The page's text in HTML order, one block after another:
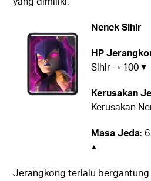
Nenek Sihir
HP
Sihir → 100 ▼
Kerusakan
Kerusakan
Masa Jeda:
▲
Jerangkong terlalu bergantung